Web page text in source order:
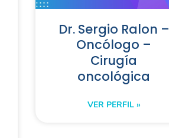
Dr. Sergio Ralon –
Oncólogo –
Cirugía
oncológica
VER PERFIL »